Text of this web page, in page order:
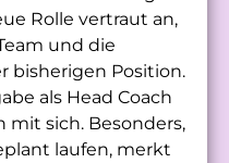
Rolle vertraut an,
und die
bisherigen Position.
als Head Coach
mit sich. Besonders,
laufen, merkt